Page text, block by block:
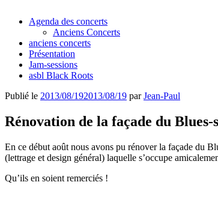
Agenda des concerts
Anciens Concerts
anciens concerts
Présentation
Jam-sessions
asbl Black Roots
Publié le 2013/08/192013/08/19 parJean-Paul
Rénovation de la façade du
En ce début août nous avons pu rénover la façade du
(lettrage et design général) laquelle s’occupe
Qu’ils en soient remerciés !